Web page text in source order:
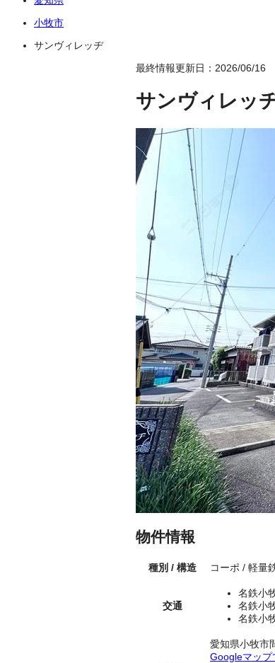
小牧市
サンヴィレッヂ
最終情報更新日：2026/06/16
サンヴィレッ
物件情報
種別 / 構造 コーポ / 軽量
交通
名鉄小
名鉄小
名鉄小
愛知県小牧市
Googleマップ